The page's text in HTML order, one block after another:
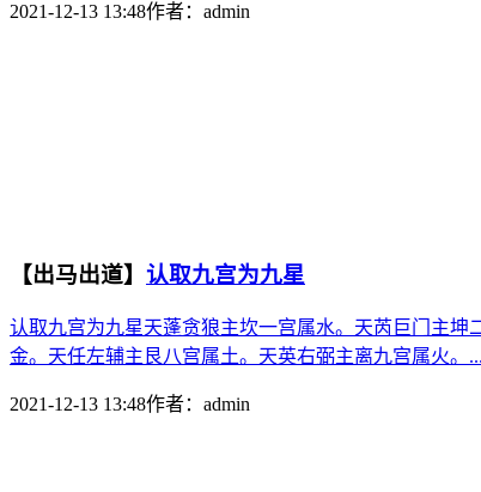
2021-12-13 13:48作者： admin
【出马出道】 认取九宫为九星
认取九宫为九星天蓬贪狼主坎一宫属水。天芮巨门主
金。天任左辅主艮八宫属土。天英右弼主离九宫属火。...
2021-12-13 13:48作者： admin